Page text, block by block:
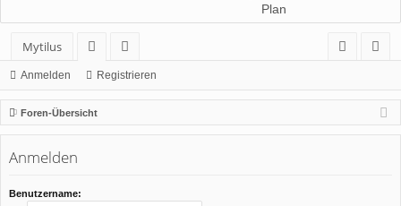
Plan
Mytilus
or
en
itg
lie
de
m
el
ist
rie
Anmelden Registrieren
Foren-Übersicht
Anmelden
Benutzername: